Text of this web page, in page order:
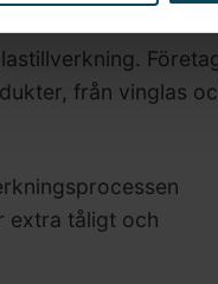
från vinglas
extra tåligt och